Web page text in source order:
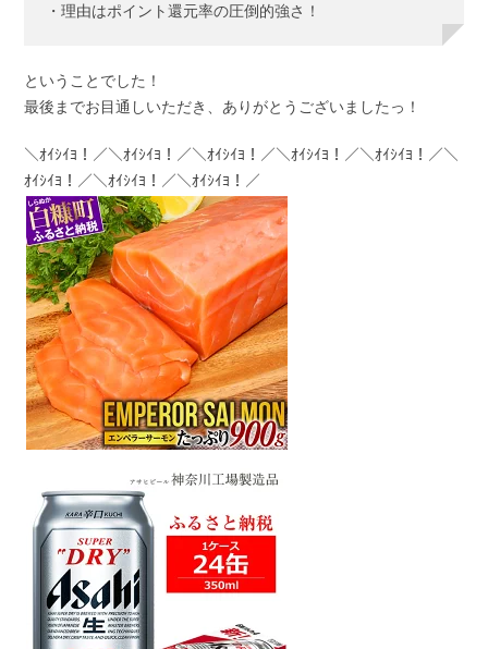
・理由はポイント還元率の圧倒的強さ！
ということでした！
最後までお目通しいただき、ありがとうございましたっ！
＼ｵｲｼｲﾖ！／＼ｵｲｼｲﾖ！／＼ｵｲｼｲﾖ！／＼ｵｲｼｲﾖ！／＼ｵｲｼｲﾖ！／＼
ｵｲｼｲﾖ！／＼ｵｲｼｲﾖ！／＼ｵｲｼｲﾖ！／